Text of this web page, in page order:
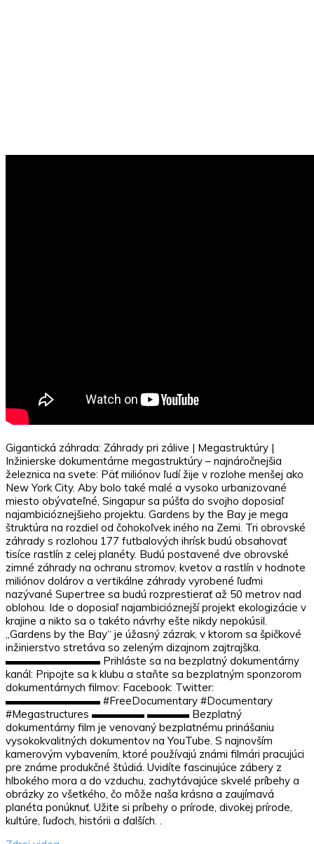
Gigantická záhrada: Záhrady pri zálive | Megastruktúry |
Inžinierske dokumentárne megastruktúry – najnáročnejšia
železnica na svete: Päť miliónov ľudí žije v rozlohe menšej ako
New York City. Aby bolo také malé a vysoko urbanizované
miesto obývateľné, Singapur sa púšťa do svojho doposiaľ
najambicióznejšieho projektu. Gardens by the Bay je mega
štruktúra na rozdiel od čohokoľvek iného na Zemi. Tri obrovské
záhrady s rozlohou 177 futbalových ihrísk budú obsahovať
tisíce rastlín z celej planéty. Budú postavené dve obrovské
zimné záhrady na ochranu stromov, kvetov a rastlín v hodnote
miliónov dolárov a vertikálne záhrady vyrobené ľuďmi
nazývané Supertree sa budú rozprestierať až 50 metrov nad
oblohou. Ide o doposiaľ najambicióznejší projekt ekologizácie v
krajine a nikto sa o takéto návrhy ešte nikdy nepokúsil.
„Gardens by the Bay“ je úžasný zázrak, v ktorom sa špičkové
inžinierstvo stretáva so zeleným dizajnom zajtrajška.
▬▬▬▬▬▬▬▬▬ Prihláste sa na bezplatný dokumentárny
kanál: Pripojte sa k klubu a staňte sa bezplatným sponzorom
dokumentárnych filmov: Facebook: Twitter:
▬▬▬▬▬▬▬▬▬ #FreeDocumentary #Documentary
#Megastructures ▬▬▬▬▬ ▬▬▬▬ Bezplatný
dokumentárny film je venovaný bezplatnému prinášaniu
vysokokvalitných dokumentov na YouTube. S najnovším
kamerovým vybavením, ktoré používajú známi filmári pracujúci
pre známe produkčné štúdiá. Uvidíte fascinujúce zábery z
hlbokého mora a do vzduchu, zachytávajúce skvelé príbehy a
obrázky zo všetkého, čo môže naša krásna a zaujímavá
planéta ponúknuť. Užite si príbehy o prírode, divokej prírode,
kultúre, ľuďoch, histórii a ďalších. .